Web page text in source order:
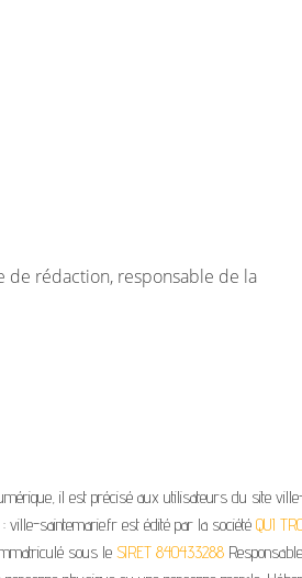
de rédaction, responsable de la
il est précisé aux utilisateurs du site
ville-saintemarie.fr est édité par la société QUI
sous le SIRET 840433288 Responsable